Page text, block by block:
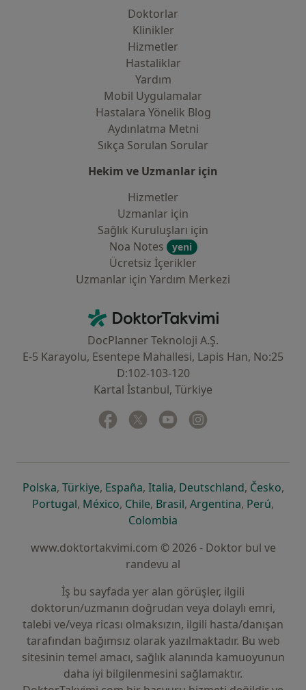
Doktorlar
Klinikler
Hizmetler
Hastaliklar
Yardım
Mobil Uygulamalar
Hastalara Yönelik Blog
Aydınlatma Metni
Sıkça Sorulan Sorular
Hekim ve Uzmanlar için
Hizmetler
Uzmanlar için
Sağlık Kuruluşları için
Noa Notes
yeni
Ücretsiz İçerikler
Uzmanlar için Yardım Merkezi
DoktorTakvimi - Ana Sayfa
DocPlanner Teknoloji A.Ş.
E-5 Karayolu, Esentepe Mahallesi, Lapis Han, No:25
D:102-103-120
Kartal İstanbul, Türkiye
Facebook
yeni bir sekmede açılır
Twitter
yeni bir sekmede açılır
Youtube
yeni bir sekmede açılır
Polskayeni bir sekmede açılır
, Türkiyeyeni bir sekmede açılır
, Españayeni bir sekmede açılır
, Italiayeni bir sekmede açılır
, Deutschlandyeni bir
, Českoyeni
,
Portugalyeni bir sekmede açılır
, Méxicoyeni bir sekmede açılır
, Chileyeni bir sekmede açılır
, Brasilyeni bir sekmede açılır
, Argentinayeni bir
, Perúyeni
,
Colombia
www.doktortakvimi.com © 2026 - Doktor bul ve
randevu al
İş bu sayfada yer alan görüşler, ilgili
doktorun/uzmanın doğrudan veya dolaylı emri,
talebi ve/veya ricası olmaksızın, ilgili hasta/danışan
tarafından bağımsız olarak yazılmaktadır. Bu web
sitesinin temel amacı, sağlık alanında kamuoyunun
daha iyi bilgilenmesini sağlamaktır.